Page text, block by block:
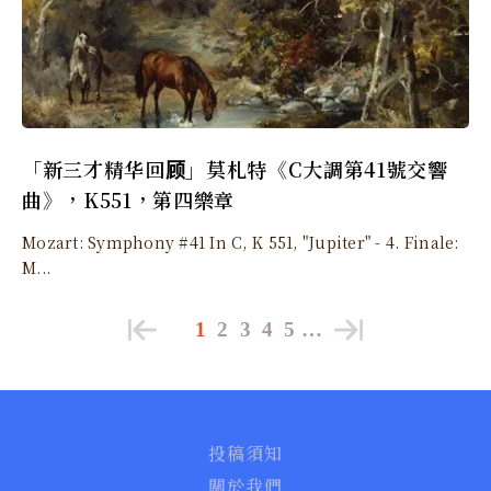
「新三才精华回顾」莫札特《C大調第41號交響
曲》，K551，第四樂章
Mozart: Symphony #41 In C, K 551, "Jupiter" - 4. Finale:
M...
1 2 3 4 5 …
投稿須知